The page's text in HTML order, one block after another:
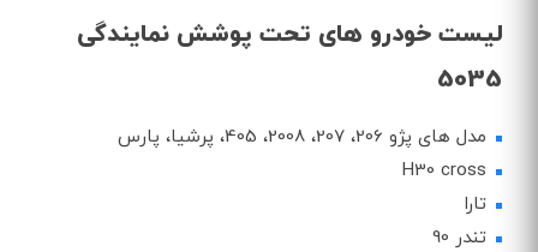
لیست خودرو های تحت پوشش نمایندگی
5035
مدل های پژو 206، 207، 2008، 405، پرشیا، پارس
H30 cross
تارا
تندر 90